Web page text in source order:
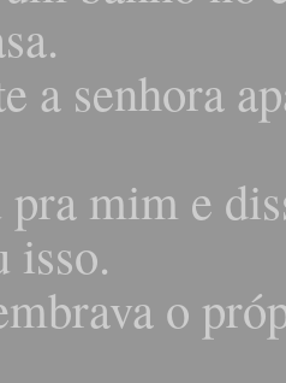
a senhora
mim e
isso.
o